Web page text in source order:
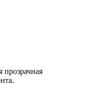
прозрачная